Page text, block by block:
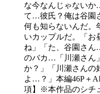
な今なんじゃない
て…彼氏？俺は谷園
何も知らないんだ。
いカップルだ。「お
ね」「た、谷園さ
のバカ…「川瀬さん
か？」「川瀬さんの
よ…？」本編46P＋
項】※本作品のシチ